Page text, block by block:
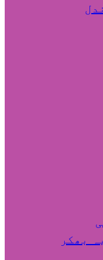
بھکر